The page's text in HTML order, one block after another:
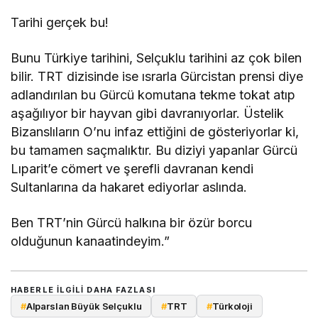
Tarihi gerçek bu!
Bunu Türkiye tarihini, Selçuklu tarihini az çok bilen
bilir. TRT dizisinde ise ısrarla Gürcistan prensi diye
adlandırılan bu Gürcü komutana tekme tokat atıp
aşağılıyor bir hayvan gibi davranıyorlar. Üstelik
Bizanslıların O’nu infaz ettiğini de gösteriyorlar ki,
bu tamamen saçmalıktır. Bu diziyi yapanlar Gürcü
Lıparit’e cömert ve şerefli davranan kendi
Sultanlarına da hakaret ediyorlar aslında.
Ben TRT’nin Gürcü halkına bir özür borcu
olduğunun kanaatindeyim.”
HABERLE ILGILI DAHA FAZLASI
#Alparslan Büyük Selçuklu #TRT #Türkoloji